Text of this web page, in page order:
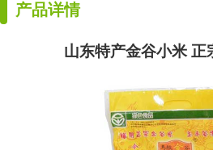
产品详情
山东特产金谷小米 正